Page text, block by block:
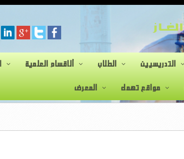
التدريسيين الطلاب ألاقسام العلمية
مواقع تهمك المعرض